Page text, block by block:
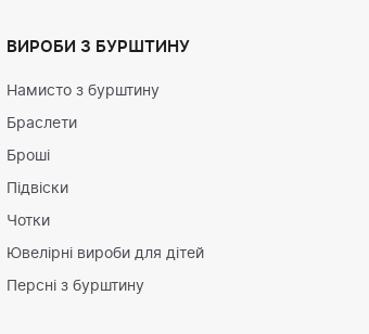
ВИРОБИ З БУРШТИНУ
Намисто з бурштину
Браслети
Броші
Підвіски
Чотки
Ювелірні вироби для дітей
Персні з бурштину